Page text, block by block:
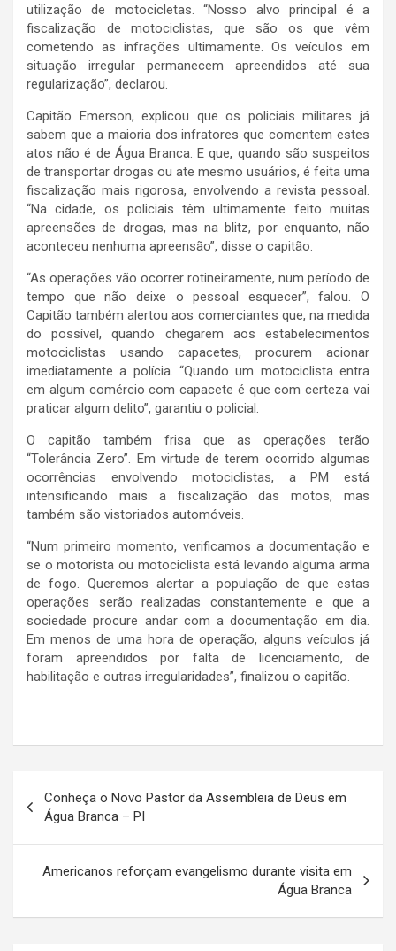
utilização de motocicletas. “Nosso alvo principal é a
fiscalização de motociclistas, que são os que vêm
cometendo as infrações ultimamente. Os veículos em
situação irregular permanecem apreendidos até sua
regularização”, declarou.
Capitão Emerson, explicou que os policiais militares já
sabem que a maioria dos infratores que comentem estes
atos não é de Água Branca. E que, quando são suspeitos
de transportar drogas ou ate mesmo usuários, é feita uma
fiscalização mais rigorosa, envolvendo a revista pessoal.
“Na cidade, os policiais têm ultimamente feito muitas
apreensões de drogas, mas na blitz, por enquanto, não
aconteceu nenhuma apreensão”, disse o capitão.
“As operações vão ocorrer rotineiramente, num período de
tempo que não deixe o pessoal esquecer”, falou. O
Capitão também alertou aos comerciantes que, na medida
do possível, quando chegarem aos estabelecimentos
motociclistas usando capacetes, procurem acionar
imediatamente a polícia. “Quando um motociclista entra
em algum comércio com capacete é que com certeza vai
praticar algum delito”, garantiu o policial.
O capitão também frisa que as operações terão
“Tolerância Zero”. Em virtude de terem ocorrido algumas
ocorrências envolvendo motociclistas, a PM está
intensificando mais a fiscalização das motos, mas
também são vistoriados automóveis.
“Num primeiro momento, verificamos a documentação e
se o motorista ou motociclista está levando alguma arma
de fogo. Queremos alertar a população de que estas
operações serão realizadas constantemente e que a
sociedade procure andar com a documentação em dia.
Em menos de uma hora de operação, alguns veículos já
foram apreendidos por falta de licenciamento, de
habilitação e outras irregularidades”, finalizou o capitão.
de
Post
Conheça o Novo Pastor da Assembleia de Deus em
Água Branca – PI
Americanos reforçam evangelismo durante visita em
Água Branca